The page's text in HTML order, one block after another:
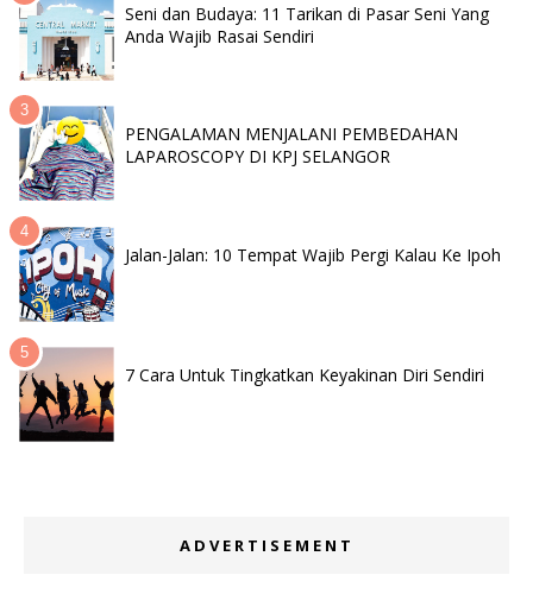
Seni dan Budaya: 11 Tarikan di Pasar Seni Yang
Anda Wajib Rasai Sendiri
PENGALAMAN MENJALANI PEMBEDAHAN
LAPAROSCOPY DI KPJ SELANGOR
Jalan-Jalan: 10 Tempat Wajib Pergi Kalau Ke Ipoh
7 Cara Untuk Tingkatkan Keyakinan Diri Sendiri
ADVERTISEMENT